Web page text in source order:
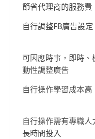
節省代理商的服務費
自行調整FB廣告設定
可因應時事，即時、
動性調整廣告
自行操作學習成本高
自行操作需有專職人
長時間投入